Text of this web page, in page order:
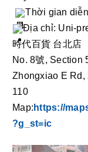
Thời gian
Địa chỉ: Uni-
時代百貨 台北店
No. 8號, Section
Zhongxiao E
110
Map: https://
?g_st=ic